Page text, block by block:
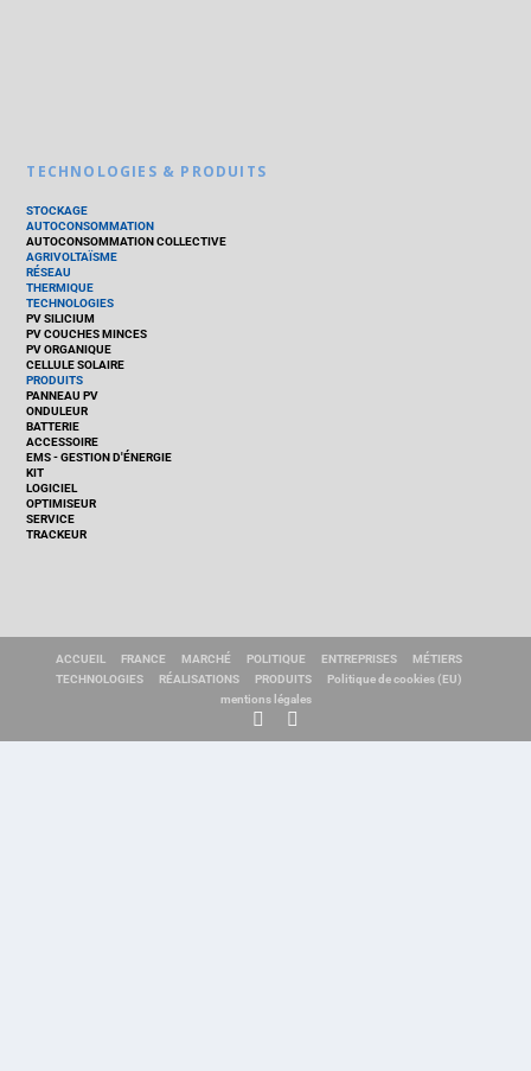
TECHNOLOGIES & PRODUITS
STOCKAGE
AUTOCONSOMMATION
AUTOCONSOMMATION COLLECTIVE
AGRIVOLTAÏSME
RÉSEAU
THERMIQUE
TECHNOLOGIES
PV SILICIUM
PV COUCHES MINCES
PV ORGANIQUE
CELLULE SOLAIRE
PRODUITS
PANNEAU PV
ONDULEUR
BATTERIE
ACCESSOIRE
EMS - GESTION D'ÉNERGIE
KIT
LOGICIEL
OPTIMISEUR
SERVICE
TRACKEUR
ACCUEIL FRANCE MARCHÉ POLITIQUE ENTREPRISES
MÉTIERS
TECHNOLOGIES
RÉALISATIONS PRODUITS
Politique de cookies (EU)
mentions légales